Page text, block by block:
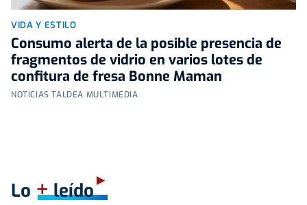
VIDA Y ESTILO
Consumo alerta de la posible presencia de
fragmentos de vidrio en varios lotes de
confitura de fresa Bonne Maman
NOTICIAS TALDEA MULTIMEDIA
Lo +leído